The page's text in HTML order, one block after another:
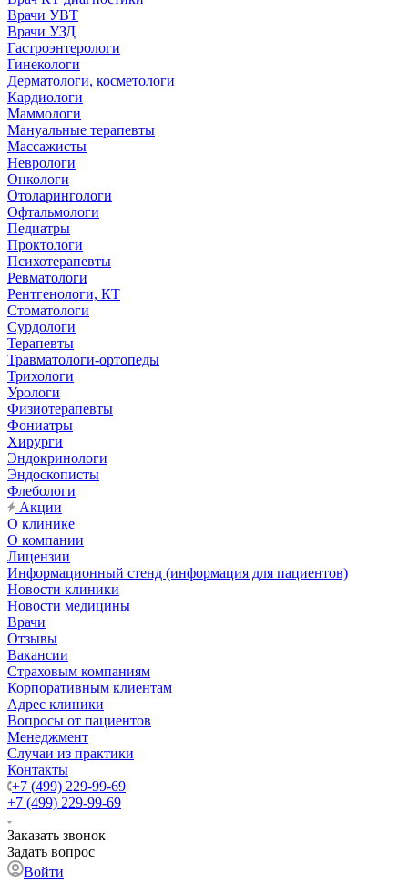
Врачи УВТ
Врачи УЗД
Гастроэнтерологи
Гинекологи
Дерматологи, косметологи
Кардиологи
Маммологи
Мануальные терапевты
Массажисты
Неврологи
Онкологи
Отоларингологи
Офтальмологи
Педиатры
Проктологи
Психотерапевты
Ревматологи
Рентгенологи, КТ
Стоматологи
Сурдологи
Терапевты
Травматологи-ортопеды
Трихологи
Урологи
Физиотерапевты
Фониатры
Хирурги
Эндокринологи
Эндоскописты
Флебологи
Акции
О клинике
О компании
Лицензии
Информационный стенд (информация для пациентов)
Новости клиники
Новости медицины
Врачи
Отзывы
Вакансии
Страховым компаниям
Корпоративным клиентам
Адрес клиники
Вопросы от пациентов
Менеджмент
Случаи из практики
Контакты
+7 (499) 229-99-69
+7 (499) 229-99-69
Заказать звонок
Задать вопрос
Войти